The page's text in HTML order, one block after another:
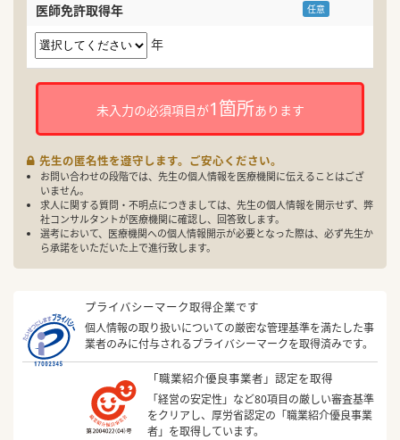
医師免許取得年 任意
年
未入力の必須項目が1箇所あります
先生の匿名性を遵守します。ご安心ください。
お問い合わせの段階では、先生の個人情報を医療機関に伝えることはござ
いません。
求人に関する質問・不明点につきましては、先生の個人情報を開示せず、弊
社コンサルタントが医療機関に確認し、回答致します。
選考において、医療機関への個人情報開示が必要となった際は、必ず先生か
ら承諾をいただいた上で進行致します。
プライバシーマーク取得企業です
個人情報の取り扱いについての厳密な管理基準を満たした事
業者のみに付与されるプライバシーマークを取得済みです。
「職業紹介優良事業者」認定を取得
「経営の安定性」など80項目の厳しい審査基準
をクリアし、厚労省認定の「職業紹介優良事業
者」を取得しています。